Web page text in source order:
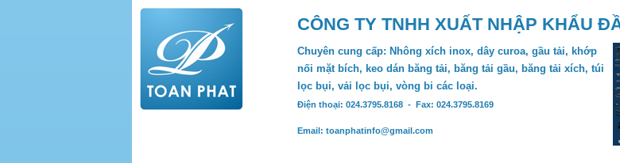
CÔNG TY TNHH XUẤT NHẬP KHẨU
Chuyên cung cấp: Nhông xích inox, dây curoa, gầu tải, khớp
nối mặt bích, keo dán băng tải, băng tải gầu, băng tải xích, túi
lọc bụi, vải lọc bụi, vòng bi các loại.
Điện thoại: 024.3795.8168 - Fax: 024.3795.8169
Email: toanphatinfo@gmail.com